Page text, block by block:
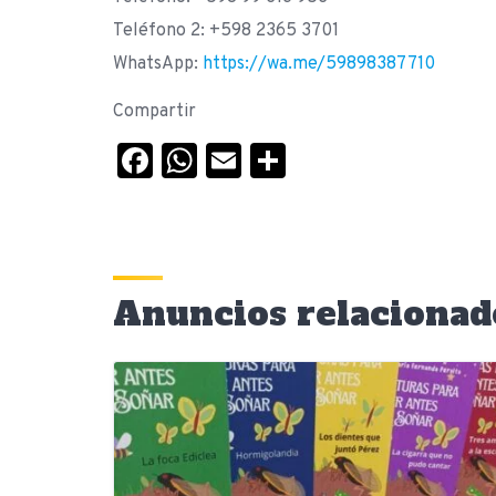
Teléfono 2: +598 2365 3701
WhatsApp: https://wa.me/59898387710
Compartir
Facebook
WhatsApp
Email
Anuncios